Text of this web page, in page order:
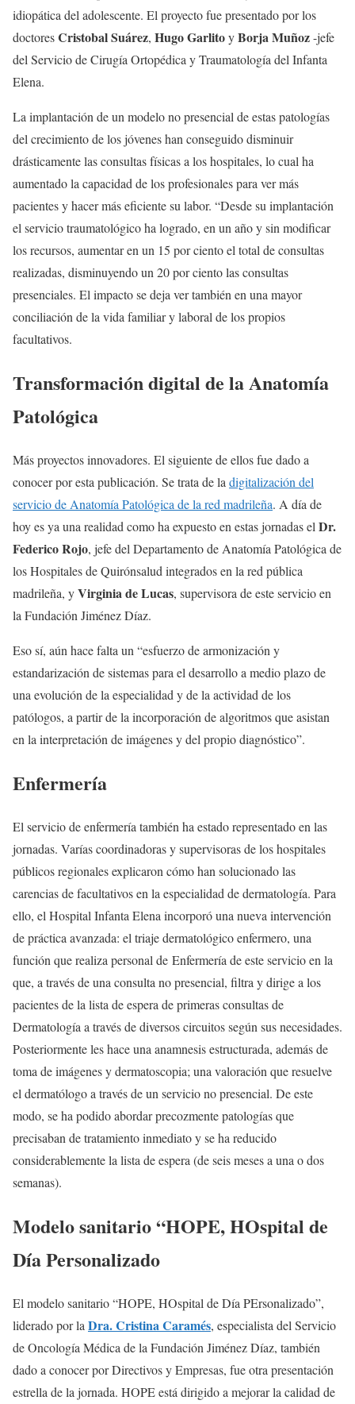
idiopática del adolescente. El proyecto fue presentado por los
doctoresCristobal Suárez, Hugo GarlitoyBorja Muñoz-jefe
del Servicio de Cirugía Ortopédica y Traumatología del Infanta
Elena.
La implantación de un modelo no presencial de estas patologías
del crecimiento de los jóvenes han conseguido disminuir
drásticamente las consultas físicas a los hospitales, lo cual ha
aumentado la capacidad de los profesionales para ver más
pacientes y hacer más eficiente su labor. “Desde su implantación
el servicio traumatológico ha logrado, en un año y sin modificar
los recursos, aumentar en un 15 por ciento el total de consultas
realizadas, disminuyendo un 20 por ciento las consultas
presenciales. El impacto se deja ver también en una mayor
conciliación de la vida familiar y laboral de los propios
facultativos.
Transformación digital de la Anatomía
Patológica
Más proyectos innovadores. El siguiente de ellos fue dado a
conocer por esta publicación. Se trata de la digitalización del
servicio de Anatomía Patológica de la red madrileña. A día de
hoy es ya una realidad como ha expuesto en estas jornadas el Dr.
Federico Rojo, jefe del Departamento de Anatomía Patológica de
los Hospitales de Quirónsalud integrados en la red pública
madrileña, yVirginia de Lucas, supervisora de este servicio en
la Fundación Jiménez Díaz.
Eso sí, aún hace falta un “esfuerzo de armonización y
estandarización de sistemas para el desarrollo a medio plazo de
una evolución de la especialidad y de la actividad de los
patólogos, a partir de la incorporación de algoritmos que asistan
en la interpretación de imágenes y del propio diagnóstico”.
Enfermería
El servicio de enfermería también ha estado representado en las
jornadas. Varías coordinadoras y supervisoras de los hospitales
públicos regionales explicaron cómo han solucionado las
carencias de facultativos en la especialidad de dermatología. Para
ello, el Hospital Infanta Elena incorporó una nueva intervención
de práctica avanzada: el triaje dermatológico enfermero, una
función que realiza personal de Enfermería de este servicio en la
que, a través de una consulta no presencial, filtra y dirige a los
pacientes de la lista de espera de primeras consultas de
Dermatología a través de diversos circuitos según sus necesidades.
Posteriormente les hace una anamnesis estructurada, además de
toma de imágenes y dermatoscopia; una valoración que resuelve
el dermatólogo a través de un servicio no presencial. De este
modo, se ha podido abordar precozmente patologías que
precisaban de tratamiento inmediato y se ha reducido
considerablemente la lista de espera (de seis meses a una o dos
semanas).
Modelo sanitario “HOPE, HOspital de
Día Personalizado
El modelo sanitario “HOPE, HOspital de Día PErsonalizado”,
liderado por la Dra. Cristina Caramés, especialista del Servicio
de Oncología Médica de la Fundación Jiménez Díaz, también
dado a conocer por Directivos y Empresas, fue otra presentación
estrella de la jornada. HOPE está dirigido a mejorar la calidad de